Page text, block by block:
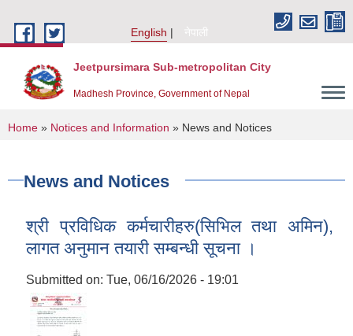
English
नेपाली
Jeetpursimara Sub-metropolitan City
Madhesh Province, Government of Nepal
You are here
Home » Notices and Information » News and Notices
News and Notices
श्री प्रविधिक कर्मचारीहरु(सिभिल तथा अमिन),
लागत अनुमान तयारी सम्बन्धी सूचना ।
Submitted on: Tue, 06/16/2026 - 19:01